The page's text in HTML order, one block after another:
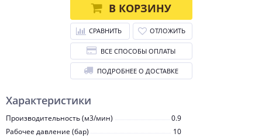
Характеристики
Производительность (м3/мин)
0.9
Рабочее давление (бар)
10
В КОРЗИНУ
СРАВНИТЬ ОТЛОЖИТЬ
ВСЕ СПОСОБЫ ОПЛАТЫ
ПОДРОБНЕЕ О ДОСТАВКЕ